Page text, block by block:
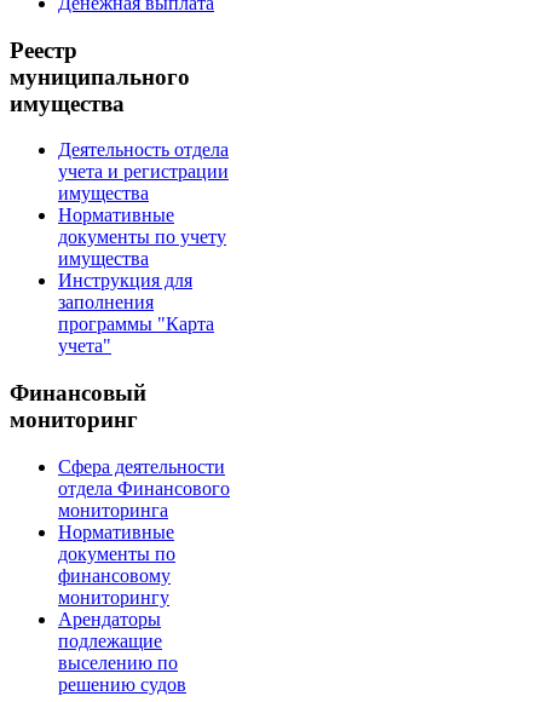
Реестр
муниципального
имущества
Деятельность отдела
учета и регистрации
имущества
Нормативные
документы по учету
имущества
Инструкция для
заполнения
программы "Карта
учета"
Финансовый
мониторинг
Сфера деятельности
отдела Финансового
мониторинга
Нормативные
документы по
финансовому
мониторингу
Арендаторы
подлежащие
выселению по
решению судов